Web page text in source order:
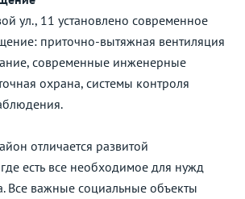
ул., 11 установлено современное
приточно-вытяжная вентиляция
современные инженерные
охрана, системы контроля
отличается развитой
есть все необходимое для нужд
Все важные социальные объекты